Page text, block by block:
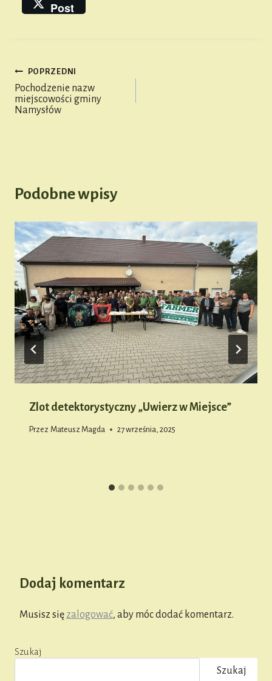
ail bo
Post
Nawigacja
wpisu
POPRZEDNI
Pochodzenie nazw
miejscowości gminy
Namysłów
Podobne wpisy
Zlot detektorystyczny „Uwierz w Miejsce”
Przez Mateusz Magda 27 września, 2025
Dodaj komentarz
Musisz się zalogować, aby móc dodać komentarz.
Szukaj
Szukaj